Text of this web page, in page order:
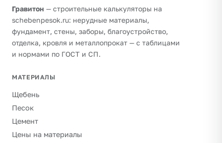
Гравитон — строительные калькуляторы на
schebenpesok.ru: нерудные материалы,
фундамент, стены, заборы, благоустройство,
отделка, кровля и металлопрокат — с таблицами
и нормами по ГОСТ и СП.
МАТЕРИАЛЫ
Щебень
Песок
Цемент
Цены на материалы